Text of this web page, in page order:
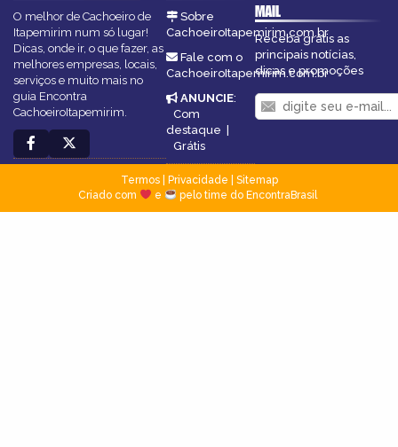
O melhor de Cachoeiro de
Itapemirim num só lugar!
Dicas, onde ir, o que fazer, as
melhores empresas, locais,
serviços e muito mais no
guia Encontra
CachoeiroItapemirim.
Sobre
CachoeiroItapemirim.com.br
Fale com o
CachoeiroItapemirim.com.br
ANUNCIE:
Com
destaque |
Grátis
MAIL
Receba grátis as
principais notícias,
dicas e promoções
Termos| Privacidade
Sitemap
Criado com
e pelo time do EncontraBrasil